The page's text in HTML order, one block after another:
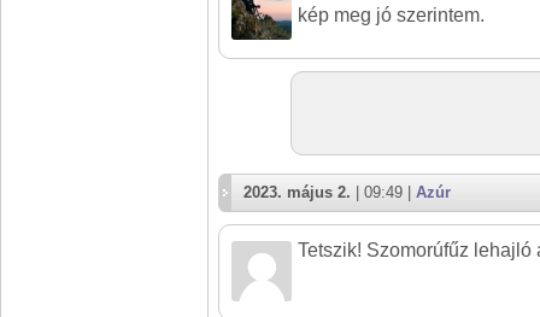
kép meg jó szerintem.
2023. május 2. | 09:49 | Azúr
Tetszik! Szomorúfűz lehajló